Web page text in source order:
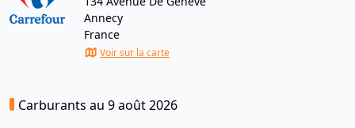
Annecy
France
Voir sur la carte
Carburants au 9 août 2026